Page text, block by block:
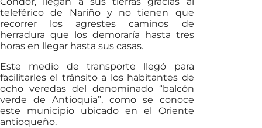
teleférico de Nariño y no tienen que
recorrer los agrestes caminos de
herradura que los demoraría hasta tres
horas en llegar hasta sus casas.
Este medio de transporte llegó para
facilitarles el tránsito a los habitantes de
ocho veredas del denominado “balcón
verde de Antioquia”, como se conoce
este municipio ubicado en el Oriente
antioqueño.